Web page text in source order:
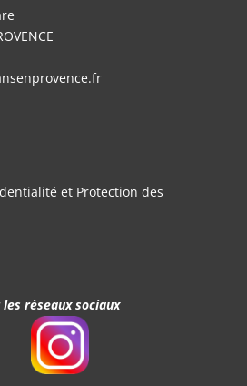
et Protection des
réseaux sociaux